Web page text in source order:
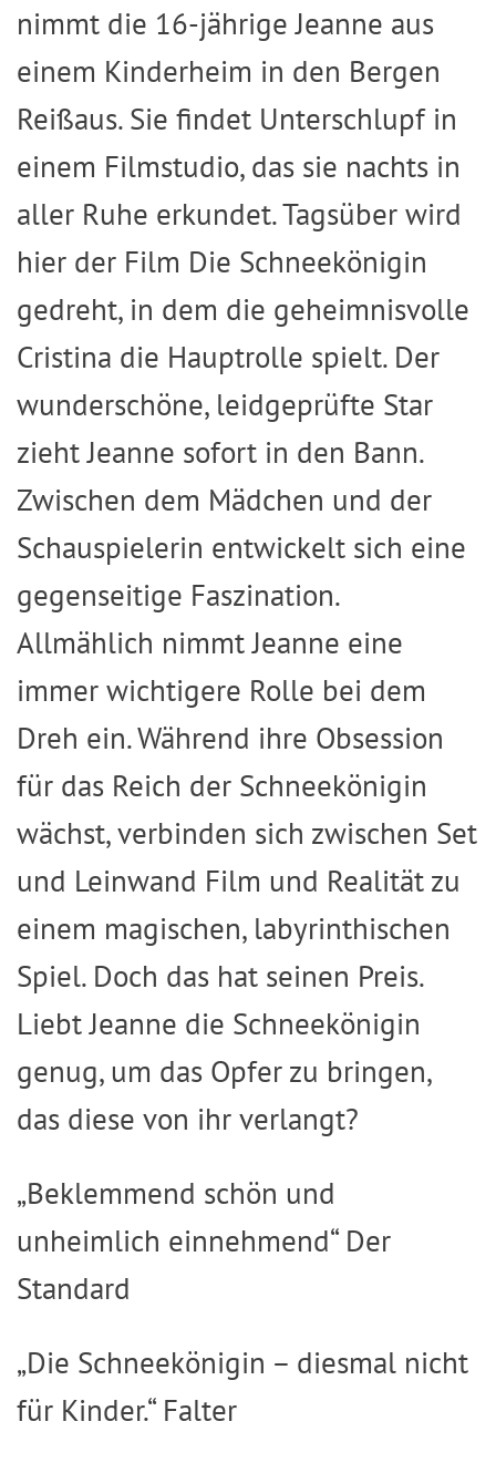
nimmt die 16-jährige Jeanne aus
einem Kinderheim in den Bergen
Reißaus. Sie findet Unterschlupf in
einem Filmstudio, das sie nachts in
aller Ruhe erkundet. Tagsüber wird
hier der Film Die Schneekönigin
gedreht, in dem die geheimnisvolle
Cristina die Hauptrolle spielt. Der
wunderschöne, leidgeprüfte Star
zieht Jeanne sofort in den Bann.
Zwischen dem Mädchen und der
Schauspielerin entwickelt sich eine
gegenseitige Faszination.
Allmählich nimmt Jeanne eine
immer wichtigere Rolle bei dem
Dreh ein. Während ihre Obsession
für das Reich der Schneekönigin
wächst, verbinden sich zwischen Set
und Leinwand Film und Realität zu
einem magischen, labyrinthischen
Spiel. Doch das hat seinen Preis.
Liebt Jeanne die Schneekönigin
genug, um das Opfer zu bringen,
das diese von ihr verlangt?
„Beklemmend schön und
unheimlich einnehmend“ Der
Standard
„Die Schneekönigin – diesmal nicht
für Kinder.“ Falter